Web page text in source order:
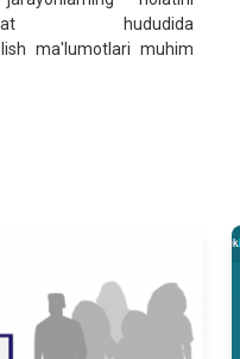
hududida
ma'lumotlari muhim